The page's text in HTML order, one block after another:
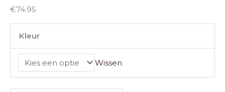
€74.95
Kleur
Wissen